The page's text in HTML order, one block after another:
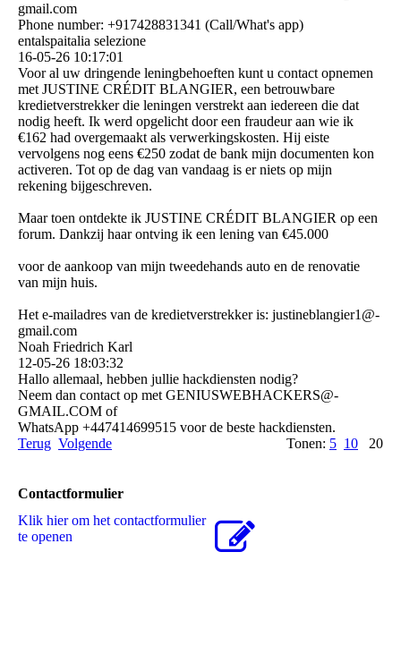
gmail.­com
Phone number: +917428831341 (Call/What's app)
entalspaitalia selezione
16-05-26 10:17:01
Voor al uw dringende leningbehoeften kunt u contact opnemen
met JUSTINE CRÉDIT BLANGIER, een betrouwbare
kredietverstrekker die leningen verstrekt aan iedereen die dat
nodig heeft. Ik werd opgelicht door een fraudeur aan wie ik
€162 had overgemaakt als verwerkingskosten. Hij eiste
vervolgens nog eens €250 zodat de bank mijn documenten kon
activeren. Tot op de dag van vandaag is er niets op mijn
rekening bijgeschreven.
Maar toen ontdekte ik JUSTINE CRÉDIT BLANGIER op een
forum. Dankzij haar ontving ik een lening van €45.000
voor de aankoop van mijn tweedehands auto en de renovatie
van mijn huis.
Het e-mailadres van de kredietverstrekker is: justineblangier1@­
gmail.­com
Noah Friedrich Karl
12-05-26 18:03:32
Hallo allemaal, hebben jullie hackdiensten nodig?
Neem dan contact op met GENIUSWEBHACKERS@­
GMAIL.­COM of
WhatsApp +447414699515 voor de beste hackdiensten.
Terug Volgende Tonen: 5 10 20
Contactformulier
Klik hier om het contactformulier
te openen